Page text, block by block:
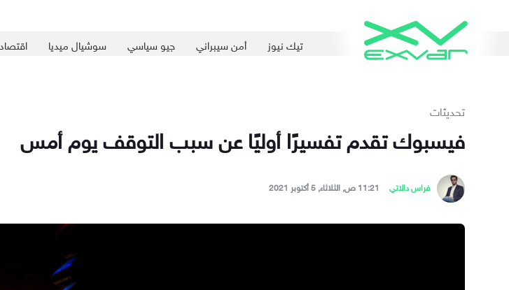
تيك نيوز أمن سيبراني جيو سياسي سوشيال ميديا اقتصاد
تحديثات
فيسبوك تقدم تفسيرًا أوليًا عن سبب التوقف يوم أمس
فراس دالاتي 11:21 ص, الثلاثاء, 5 أكتوبر 2021